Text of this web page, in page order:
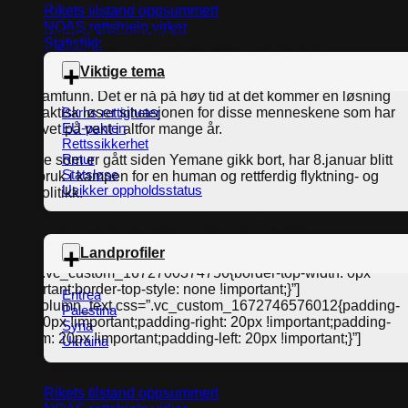
Rikets tilstand oppsummert
NOAS rettshjelp virker
Statistikk
Viktige tema
Barns rettigheter
EU-pakten
Rettssikkerhet
Retur
Statsløse
Usikker oppholdsstatus
Landprofiler
Eritrea
Palestina
Syria
Ukraina
Rikets tilstand oppsummert
Ureturnerbare asylsøkere har verken rett til å arbeide,
studere, stifte familie eller få nødvendig helsehjelp.
Situasjonen for de ureturnerbare er uholdbar og uverdig for
vårt samfunn. Det er nå på høy tid at det kommer en løsning
som faktisk løser situasjonen for disse menneskene som har
hatt livet på vent i altfor mange år.
I årene som er gått siden Yemane gikk bort, har 8.januar blitt
tatt i bruk i kampen for en human og rettferdig flyktning- og
asylpolitikk.
css=”.vc_custom_1672700023450{border-radius: 1px
!important;}”][vc_column
css=”.vc_custom_1672700374756{border-top-width: 0px
!important;border-top-style: none !important;}”]
[vc_column_text css=”.vc_custom_1672746576012{padding-
top: 20px !important;padding-right: 20px !important;padding-
bottom: 20px !important;padding-left: 20px !important;}”]